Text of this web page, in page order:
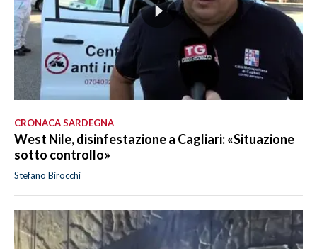
CRONACA SARDEGNA
West Nile, disinfestazione a Cagliari: «Situazione
sotto controllo»
Stefano Birocchi